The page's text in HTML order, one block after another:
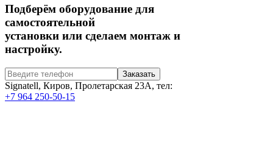
Подберём оборудование для
самостоятельной
установки или сделаем монтаж и
настройку.
Signatell, Киров, Пролетарская 23А, тел:
+7 964 250-50-15